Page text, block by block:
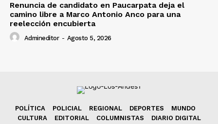
Renuncia de candidato en Paucarpata deja el
camino libre a Marco Antonio Anco para una
reelección encubierta
Admineditor - Agosto 5, 2026
POLÍTICA POLICIAL REGIONAL DEPORTES
MUNDO
CULTURA
EDITORIAL COLUMNISTAS DIARIO DIGITAL